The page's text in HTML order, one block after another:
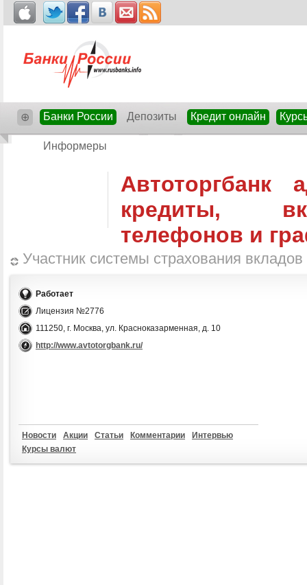
⊕ Банки России Депозиты Кредит онлайн
Информеры
Автоторгбанк
кредиты,
телефонов и
Участник системы страхования
Работает
Лицензия №2776
111250, г. Москва, ул. Красноказарменная, д. 10
http://www.avtotorgbank.ru/
Новости Акции Статьи Комментарии
Интервью
Курсы валют